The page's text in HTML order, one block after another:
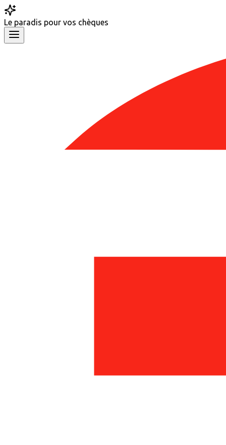
Le paradis pour vos chèques